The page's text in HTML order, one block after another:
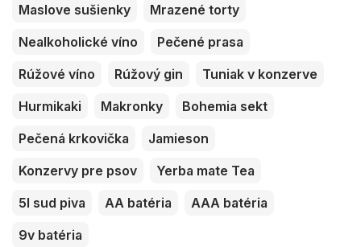
Maslove sušienky
Mrazené torty
Nealkoholické víno
Pečené prasa
Rúžové víno
Rúžový gin
Tuniak v konzerve
Hurmikaki
Makronky
Bohemia sekt
Pečená krkovička
Jamieson
Konzervy pre psov
Yerba mate Tea
5l sud piva
AA batéria
AAA batéria
9v batéria